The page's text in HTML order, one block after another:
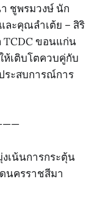
ชูพรมวงษ์ นัก
ะคุณลำเต้ย – สิริ
TCDC ขอนแก่น
ห้เติบโตควบคู่กับ
ระสบการณ์การ
เน้นการกระตุ้น
นครราชสีมา